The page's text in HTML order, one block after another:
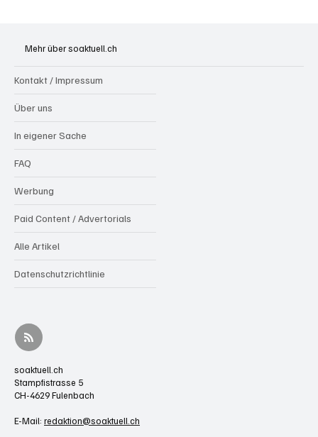
Mehr über soaktuell.ch
Kontakt / Impressum
Über uns
In eigener Sache
FAQ
Werbung
Paid Content / Advertorials
Alle Artikel
Datenschutzrichtlinie
soaktuell.ch
Stampfistrasse 5
CH-4629 Fulenbach
E-Mail: redaktion@soaktuell.ch